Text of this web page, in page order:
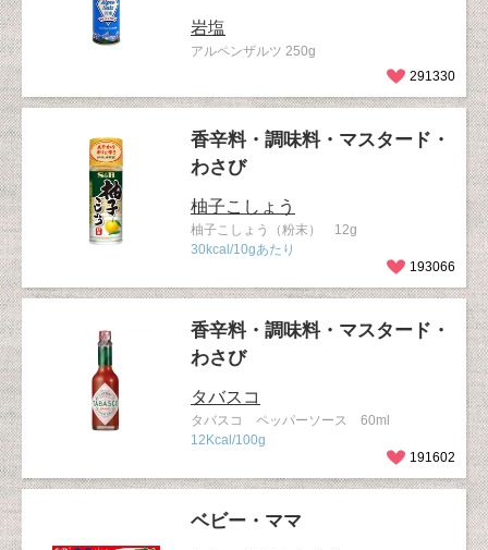
岩塩
アルペンザルツ 250g
291330
香辛料・調味料・マスタード・
わさび
柚子こしょう
柚子こしょう（粉末） 12g
30kcal/10gあたり
193066
香辛料・調味料・マスタード・
わさび
タバスコ
タバスコ ペッパーソース 60ml
12Kcal/100g
191602
ベビー・ママ